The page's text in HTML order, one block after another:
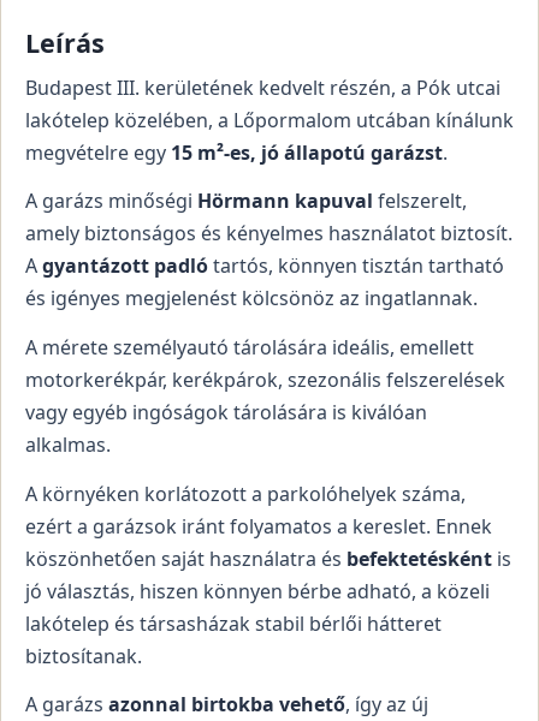
Leírás
Budapest III. kerületének kedvelt részén, a Pók utcai
lakótelep közelében, a Lőpormalom utcában kínálunk
megvételre egy 15 m²-es, jó állapotú garázst.
A garázs minőségi Hörmann kapuval felszerelt,
amely biztonságos és kényelmes használatot biztosít.
Agyantázott padlótartós, könnyen tisztán tartható
és igényes megjelenést kölcsönöz az ingatlannak.
A mérete személyautó tárolására ideális, emellett
motorkerékpár, kerékpárok, szezonális felszerelések
vagy egyéb ingóságok tárolására is kiválóan
alkalmas.
A környéken korlátozott a parkolóhelyek száma,
ezért a garázsok iránt folyamatos a kereslet. Ennek
köszönhetően saját használatra és befektetésként is
jó választás, hiszen könnyen bérbe adható, a közeli
lakótelep és társasházak stabil bérlői hátteret
biztosítanak.
A garázs azonnal birtokba vehető, így az új